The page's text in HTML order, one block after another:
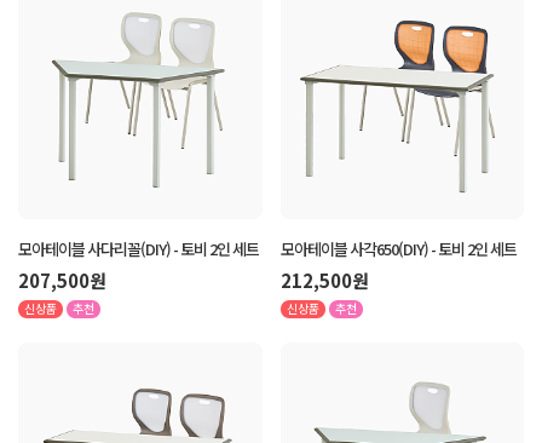
모아테이블 사다리꼴(DIY) - 토비 2인 세트
207,500원
신상품 추천
모아테이블 사각650(DIY) - 토비 2인 세트
212,500원
신상품 추천